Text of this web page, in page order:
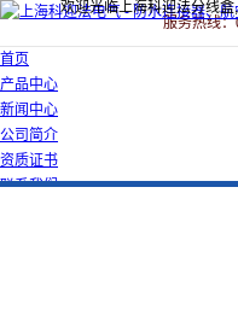
欢迎光临上海科迎法分线
服务热线
首页
产品中心
新闻中心
公司简介
资质证书
联系我们